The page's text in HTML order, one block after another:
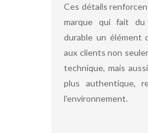
Ces détails
marque qui fait du
durable un élément
aux clients non
technique, mais
plus authentique,
l'environnement.